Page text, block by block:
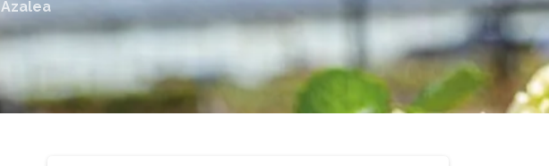
Azalea